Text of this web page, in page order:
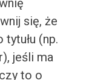
się, że
(np.
jeśli ma
to o